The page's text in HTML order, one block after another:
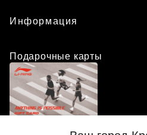
Информация
Подарочные карты
Положение о программе